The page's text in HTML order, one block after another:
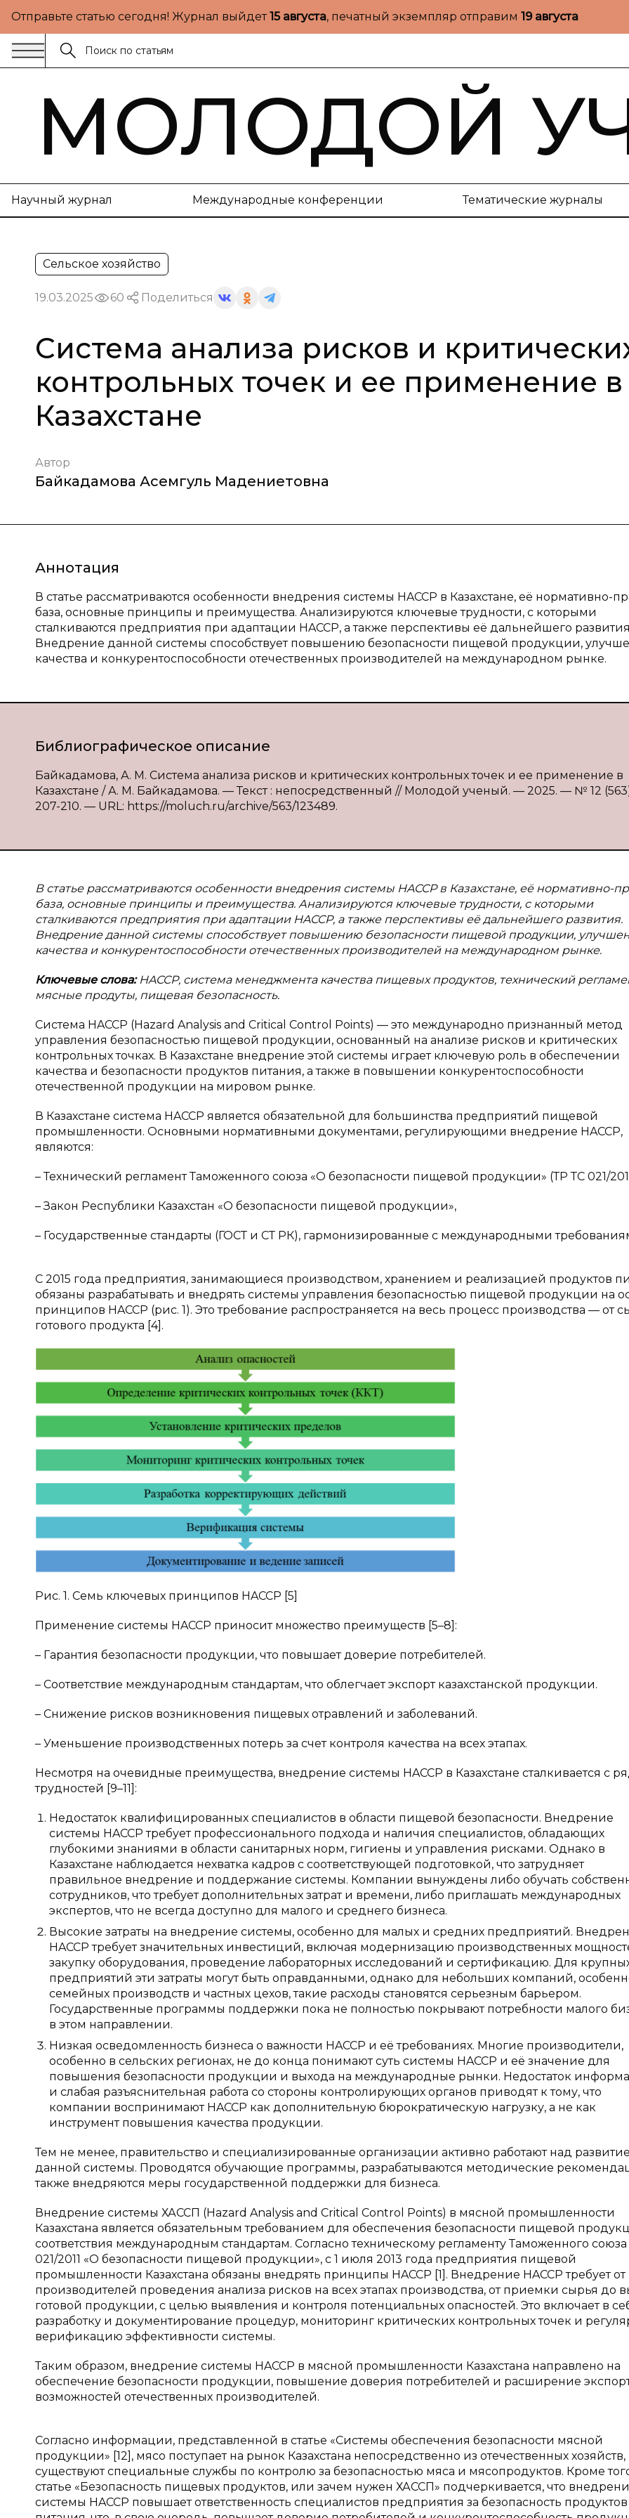
Отправьте статью сегодня! Журнал выйдет15 августа, печатный экземпляр отправим 19 августа
МОЛОДОЙ
Научный журнал Международные конференции Тематические журналы
Сельское хозяйство
19.03.2025 60 Поделиться
Система анализа рисков и
контрольных точек и ее применение в
Казахстане
Автор
Байкадамова Асемгуль Мадениетовна
Аннотация
В статье рассматриваются особенности внедрения системы HACCP в Казахстане, её нормативно-
база, основные принципы и преимущества. Анализируются ключевые трудности, с которыми
сталкиваются предприятия при адаптации HACCP, а также перспективы её дальнейшего
Внедрение данной системы способствует повышению безопасности пищевой продукции,
качества и конкурентоспособности отечественных производителей на международном рынке.
Библиографическое описание
Байкадамова, А. М. Система анализа рисков и критических контрольных точек и ее применение в
Казахстане / А. М. Байкадамова. — Текст : непосредственный // Молодой ученый. — 2025. — № 12
207-210. — URL: https://moluch.ru/archive/563/123489.
В статье рассматриваются особенности внедрения системы HACCP в Казахстане, её нормативно-
база, основные принципы и преимущества. Анализируются ключевые трудности, с которыми
сталкиваются предприятия при адаптации HACCP, а также перспективы её дальнейшего развития.
Внедрение данной системы способствует повышению безопасности пищевой продукции,
качества и конкурентоспособности отечественных производителей на международном рынке.
Ключевые слова: HACCP, система менеджмента качества пищевых продуктов, технический
мясные продуты, пищевая безопасность.
Система HACCP (Hazard Analysis and Critical Control Points) — это международно признанный метод
управления безопасностью пищевой продукции, основанный на анализе рисков и критических
контрольных точках. В Казахстане внедрение этой системы играет ключевую роль в обеспечении
качества и безопасности продуктов питания, а также в повышении конкурентоспособности
отечественной продукции на мировом рынке.
В Казахстане система HACCP является обязательной для большинства предприятий пищевой
промышленности. Основными нормативными документами, регулирующими внедрение HACCP,
являются:
– Технический регламент Таможенного союза «О безопасности пищевой продукции» (ТР ТС 021/
– Закон Республики Казахстан «О безопасности пищевой продукции»,
– Государственные стандарты (ГОСТ и СТ РК), гармонизированные с международными
С 2015 года предприятия, занимающиеся производством, хранением и реализацией продуктов
обязаны разрабатывать и внедрять системы управления безопасностью пищевой продукции на
принципов HACCP (рис. 1). Это требование распространяется на весь процесс производства — от
готового продукта [4].
Рис. 1. Семь ключевых принципов HACCP [5]
Применение системы HACCP приносит множество преимуществ [5–8]:
– Гарантия безопасности продукции, что повышает доверие потребителей.
– Соответствие международным стандартам, что облегчает экспорт казахстанской продукции.
– Снижение рисков возникновения пищевых отравлений и заболеваний.
– Уменьшение производственных потерь за счет контроля качества на всех этапах.
Несмотря на очевидные преимущества, внедрение системы HACCP в Казахстане сталкивается с
трудностей [9–11]:
Недостаток квалифицированных специалистов в области пищевой безопасности. Внедрение
системы HACCP требует профессионального подхода и наличия специалистов, обладающих
глубокими знаниями в области санитарных норм, гигиены и управления рисками. Однако в
Казахстане наблюдается нехватка кадров с соответствующей подготовкой, что затрудняет
правильное внедрение и поддержание системы. Компании вынуждены либо обучать
сотрудников, что требует дополнительных затрат и времени, либо приглашать международных
экспертов, что не всегда доступно для малого и среднего бизнеса.
Высокие затраты на внедрение системы, особенно для малых и средних предприятий.
HACCP требует значительных инвестиций, включая модернизацию производственных
закупку оборудования, проведение лабораторных исследований и сертификацию. Для
предприятий эти затраты могут быть оправданными, однако для небольших компаний,
семейных производств и частных цехов, такие расходы становятся серьезным барьером.
Государственные программы поддержки пока не полностью покрывают потребности малого
в этом направлении.
Низкая осведомленность бизнеса о важности HACCP и её требованиях. Многие производители,
особенно в сельских регионах, не до конца понимают суть системы HACCP и её значение для
повышения безопасности продукции и выхода на международные рынки. Недостаток
и слабая разъяснительная работа со стороны контролирующих органов приводят к тому, что
компании воспринимают HACCP как дополнительную бюрократическую нагрузку, а не как
инструмент повышения качества продукции.
Тем не менее, правительство и специализированные организации активно работают над
данной системы. Проводятся обучающие программы, разрабатываются методические
также внедряются меры государственной поддержки для бизнеса.
Внедрение системы ХАССП (Hazard Analysis and Critical Control Points) в мясной промышленности
Казахстана является обязательным требованием для обеспечения безопасности пищевой
соответствия международным стандартам. Согласно техническому регламенту Таможенного
021/2011 «О безопасности пищевой продукции», с 1 июля 2013 года предприятия пищевой
промышленности Казахстана обязаны внедрять принципы HACCP [1]. Внедрение HACCP требует от
производителей проведения анализа рисков на всех этапах производства, от приемки сырья до
готовой продукции, с целью выявления и контроля потенциальных опасностей. Это включает в
разработку и документирование процедур, мониторинг критических контрольных точек и
верификацию эффективности системы.
Таким образом, внедрение системы HACCP в мясной промышленности Казахстана направлено на
обеспечение безопасности продукции, повышение доверия потребителей и расширение
возможностей отечественных производителей.
Согласно информации, представленной в статье «Системы обеспечения безопасности мясной
продукции» [12], мясо поступает на рынок Казахстана непосредственно из отечественных хозяйств,
существуют специальные службы по контролю за безопасностью мяса и мясопродуктов. Кроме
статье «Безопасность пищевых продуктов, или зачем нужен ХАССП» подчеркивается, что
системы HACCP повышает ответственность специалистов предприятия за безопасность продуктов